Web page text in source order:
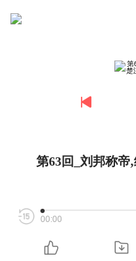
第63回_刘邦称
00:00